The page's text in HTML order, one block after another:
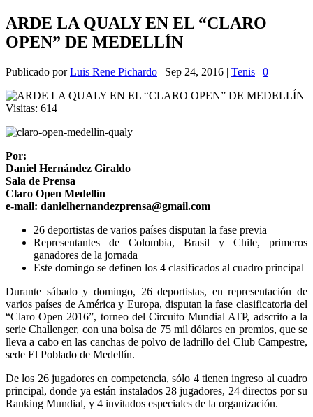
ARDE LA QUALY EN EL “CLARO
OPEN” DE MEDELLÍN
Publicado porLuis Rene Pichardo | Sep 24, 2016 | Tenis | 0
Visitas: 614
Por:
Daniel Hernández Giraldo
Sala de Prensa
Claro Open Medellín
e-mail: danielhernandezprensa@gmail.com
26 deportistas de varios países disputan la fase previa
Representantes de Colombia, Brasil y Chile, primeros
ganadores de la jornada
Este domingo se definen los 4 clasificados al cuadro principal
Durante sábado y domingo, 26 deportistas, en representación de
varios países de América y Europa, disputan la fase clasificatoria del
“Claro Open 2016”, torneo del Circuito Mundial ATP, adscrito a la
serie Challenger, con una bolsa de 75 mil dólares en premios, que se
lleva a cabo en las canchas de polvo de ladrillo del Club Campestre,
sede El Poblado de Medellín.
De los 26 jugadores en competencia, sólo 4 tienen ingreso al cuadro
principal, donde ya están instalados 28 jugadores, 24 directos por su
Ranking Mundial, y 4 invitados especiales de la organización.